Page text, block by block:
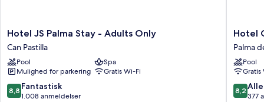
Hotel
JS
Palma
Stay
-
Adults
Only
Hotel JS Palma Stay - Adults Only
Can Pastilla
Pool
Spa
Mulighed for parkering
Gratis Wi-Fi
8.8
ud
8,8 Fantastisk
1.008 anmeldelser
Hotel
Palma
de
Mallorca
Hotel
Palma
Pool
Gratis
8.2
ud
8,2
377